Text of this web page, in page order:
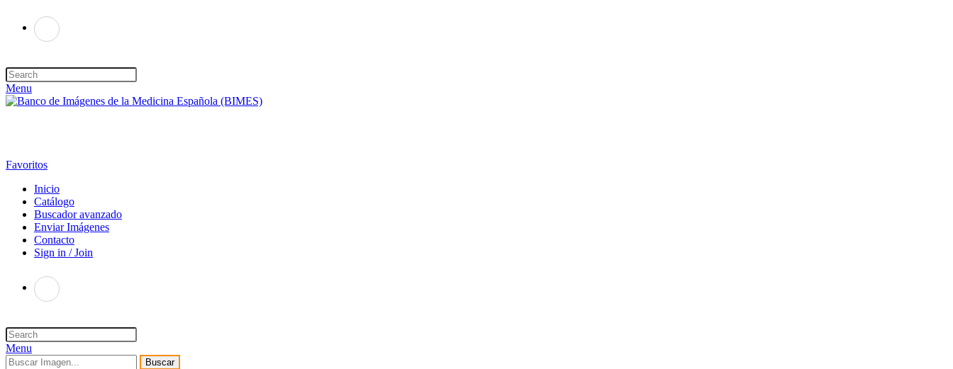
Menu
Favoritos
Inicio
Catálogo
Buscador avanzado
Enviar Imágenes
Contacto
Sign in / Join
Menu
Buscar